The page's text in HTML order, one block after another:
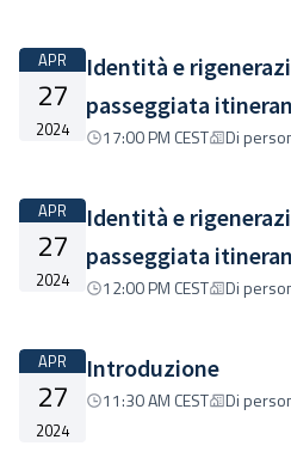
APR
27
2024
Identità e
passeggiata
17:00 PM CEST Di
APR
27
2024
Identità e
passeggiata
12:00 PM CEST Di
APR
27
2024
Introduzione
11:30 AM CEST Di